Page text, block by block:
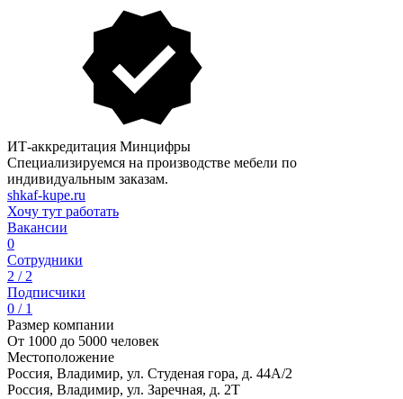
ИТ-аккредитация Минцифры
Специализируемся на производстве мебели по
индивидуальным заказам.
shkaf-kupe.ru
Хочу тут работать
Вакансии
0
Сотрудники
2 / 2
Подписчики
0 / 1
Размер компании
От 1000 до 5000 человек
Местоположение
Россия, Владимир, ул. Студеная гора, д. 44А/2
Россия, Владимир, ул. Заречная, д. 2Т